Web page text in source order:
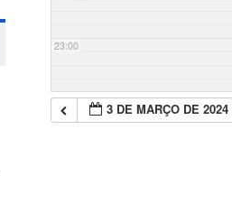
23:00
3 DE MARÇO DE 2024